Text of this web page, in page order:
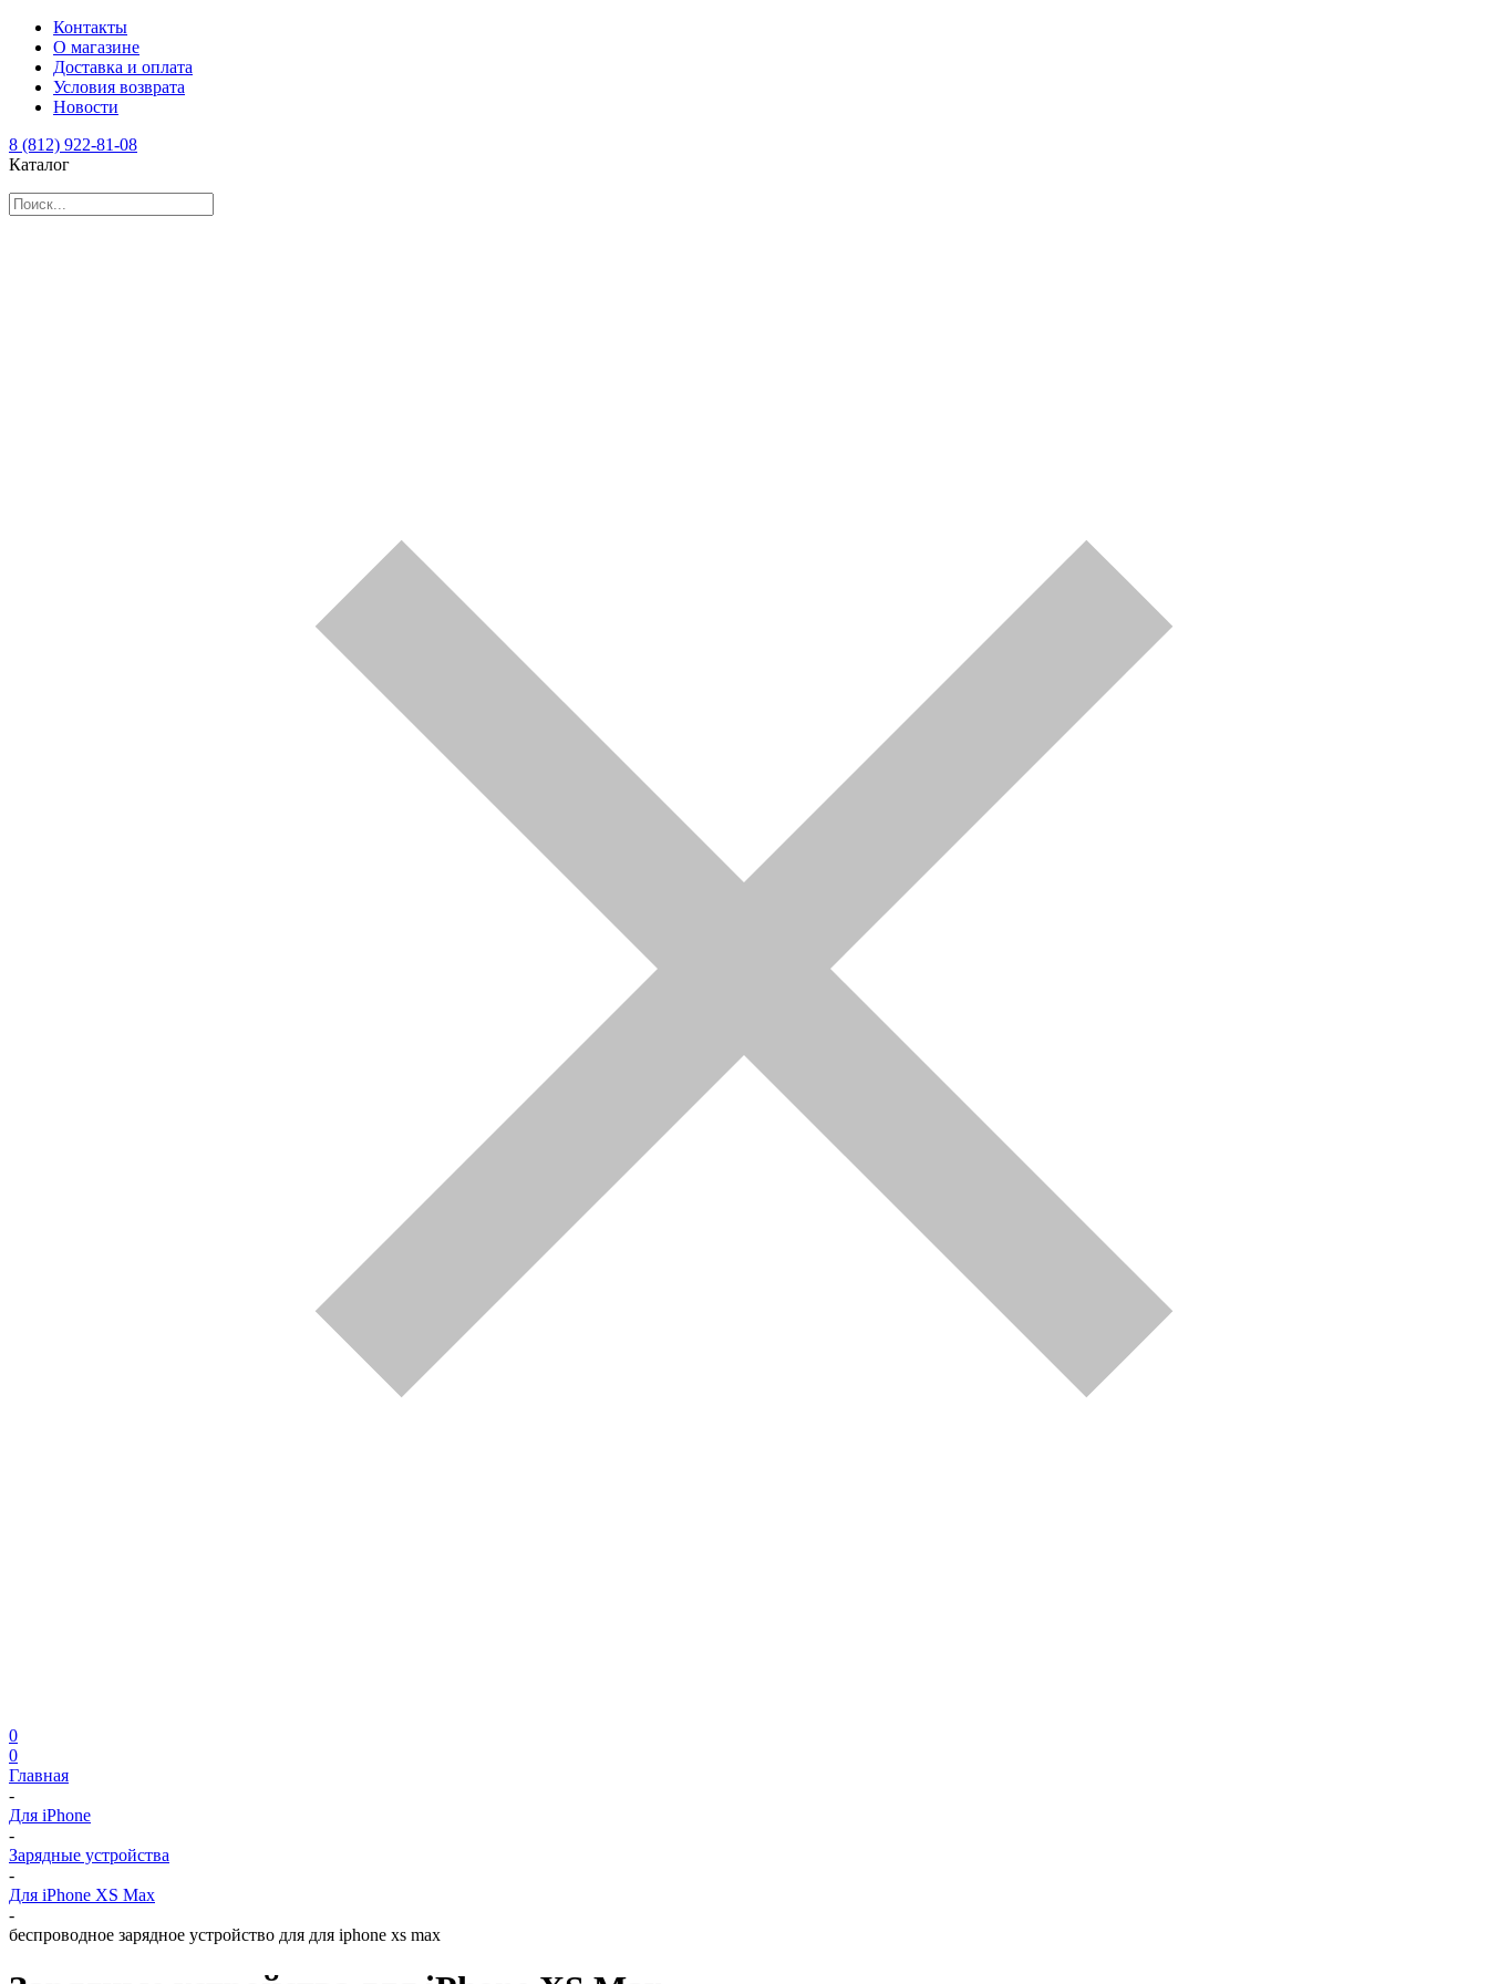
Контакты
О магазине
Доставка и оплата
Условия возврата
Новости
8 (812) 922-81-08
Каталог
0
0
Главная
-
Для iPhone
-
Зарядные устройства
-
Для iPhone XS Max
-
беспроводное зарядное устройство для для iphone xs max